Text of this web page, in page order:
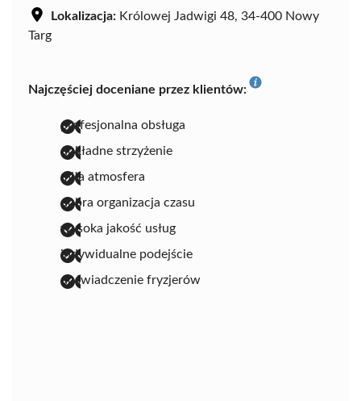
Lokalizacja: Królowej Jadwigi 48, 34-400 Nowy
Targ
Najczęściej doceniane przez klientów:
profesjonalna obsługa
dokładne strzyżenie
miła atmosfera
dobra organizacja czasu
wysoka jakość usług
indywidualne podejście
doświadczenie fryzjerów